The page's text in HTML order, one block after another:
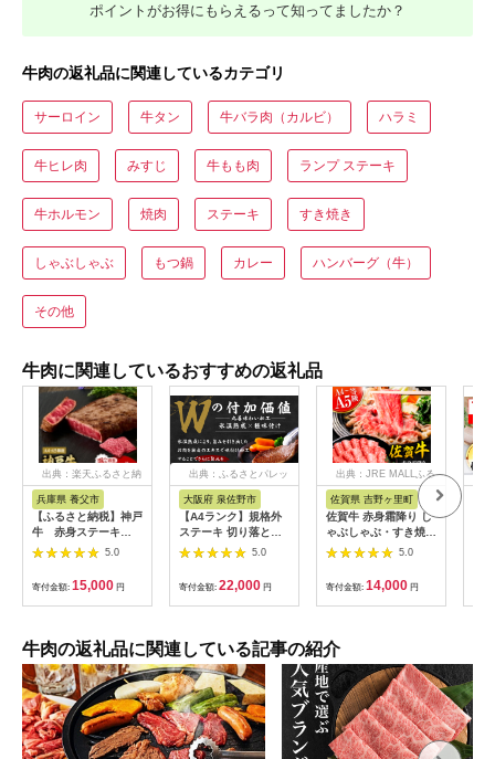
ポイントがお得にもらえるって知ってましたか？
牛肉の返礼品に関連しているカテゴリ
サーロイン 牛タン 牛バラ肉（カルビ） ハラミ
牛ヒレ肉 みすじ 牛もも肉 ランプ ステーキ
牛ホルモン 焼肉 ステーキ すき焼き
しゃぶしゃぶ もつ鍋 カレー ハンバーグ（牛）
その他
牛肉に関連しているおすすめの返礼品
出典：楽天ふるさと納
兵庫県 養父市
【ふるさと納税】神戸
牛 赤身ステーキ
(200g/300g/400g/55
0g/1200g)_ 神戸牛 神
戸ビーフ 黒毛和牛 ス
テーキ 赤身肉 牛肉 和
牛 ブランド牛 高級肉
プレゼント 焼肉 グル
メ 送料無料 【配送不
可地域：離島】
【G1440980】
5.0
寄付金額: 15,000 円
出典：ふるさとパレッ
大阪府 泉佐野市
【A4ランク】規格外
ステーキ 切り落とし
800g【スピード発送
黒毛和牛 リブロース
サーロイン 訳あり サ
イズ不揃い すてーき
氷温熟成×極味付け】
5.0
寄付金額: 22,000 円
出典：JRE MALLふる
さと納税
佐賀県 吉野ヶ里町
佐賀牛 赤身霜降り し
ゃぶしゃぶ・すき焼き
用 600g 吉野ヶ里町
5.0
寄付金額: 14,000 円
牛肉の返礼品に関連している記事の紹介